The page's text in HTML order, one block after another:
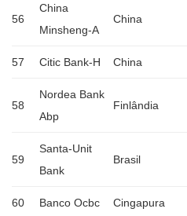
56
China
Minsheng-A
China
57 Citic Bank-H China
58
Nordea Bank
Abp
Finlândia
59
Santa-Unit
Bank
Brasil
60 Banco Ocbc Cingapura